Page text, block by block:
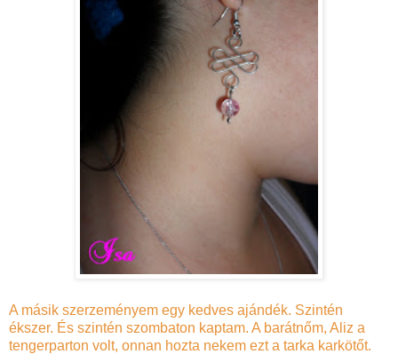
A másik szerzeményem egy kedves ajándék. Szintén
ékszer. És szintén szombaton kaptam. A barátnőm, Aliz a
tengerparton volt, onnan hozta nekem ezt a tarka karkötőt.